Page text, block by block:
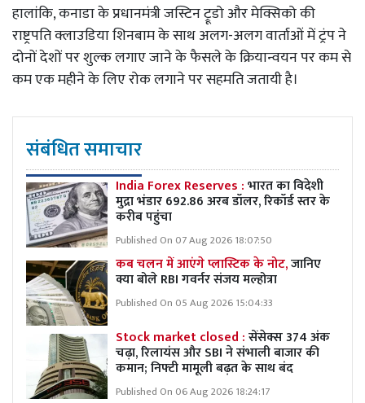
हालांकि, कनाडा के प्रधानमंत्री जस्टिन ट्रूडो और मेक्सिको की
राष्ट्रपति क्लाउडिया शिनबाम के साथ अलग-अलग वार्ताओं में ट्रंप ने
दोनों देशों पर शुल्क लगाए जाने के फैसले के क्रियान्वयन पर कम से
कम एक महीने के लिए रोक लगाने पर सहमति जतायी है।
संबंधित समाचार
India Forex Reserves :भारत का विदेशी
मुद्रा भंडार 692.86 अरब डॉलर, रिकॉर्ड स्तर के
करीब पहुंचा
Published On 07 Aug 2026 18:07:50
कब चलन में आएंगे प्लास्टिक के नोट,जानिए
क्या बोले RBI गवर्नर संजय मल्होत्रा
Published On 05 Aug 2026 15:04:33
Stock market closed :सेंसेक्स 374 अंक
चढ़ा, रिलायंस और SBI ने संभाली बाजार की
कमान; निफ्टी मामूली बढ़त के साथ बंद
Published On 06 Aug 2026 18:24:17